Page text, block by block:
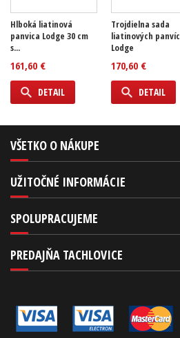
Hlboká liatinová
panvica Lodge 30 cm
s...
161,60 €
DETAIL
Trojdielna sada
liatinových panvíc
Lodge
170,60 €
DETAIL
VŠETKO O NÁKUPE
UŽITOČNÉ INFORMÁCIE
SPOLUPRACUJEME
PREDAJŇA TACHLOVICE